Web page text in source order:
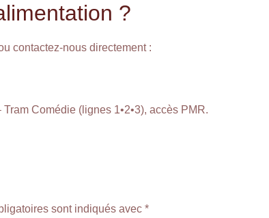
?
contactez-nous directement :
Comédie (lignes 1•2•3), accès PMR.
sont indiqués avec *